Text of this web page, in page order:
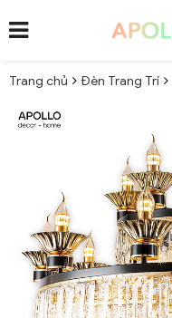
Trang chủ Đèn Trang Trí